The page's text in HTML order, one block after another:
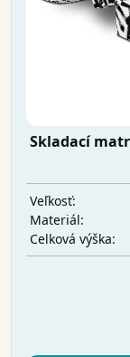
Skladací
Veľkosť:
Materiál:
Celková výška: